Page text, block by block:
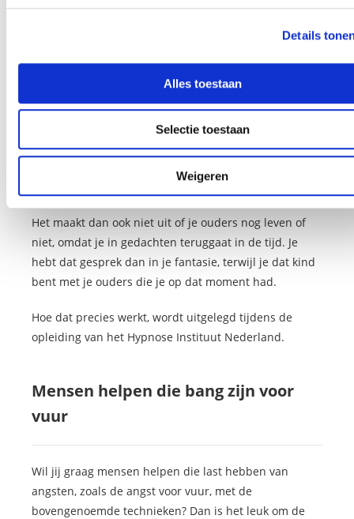
Details
Alles toestaan
Selectie toestaan
Weigeren
zoals een jongetje dat met een fakkel speelt, kan de
fast fobia techniek uitgevoerd worden om te zien dat
Of er kan een gesprek met hetinnerlijke kind
gevoerd. Stel dat de angst voor vuur bijvoorbeeld is
overgenomen omdat een van de ouders angst voor
vuur heeft, dan kan een gesprek met een van die
Het maakt dan ook niet uit of je ouders nog leven of
niet, omdat je in gedachten teruggaat in de tijd. Je
hebt dat gesprek dan in je fantasie, terwijl je dat kind
bent met je ouders die je op dat moment had.
Hoe dat precies werkt, wordt uitgelegd tijdens de
opleiding van het Hypnose Instituut Nederland.
Mensen helpen die bang zijn voor
vuur
Wil jij graag mensen helpen die last hebben van
angsten, zoals de angst voor vuur, met de
bovengenoemde technieken? Dan is het leuk om de